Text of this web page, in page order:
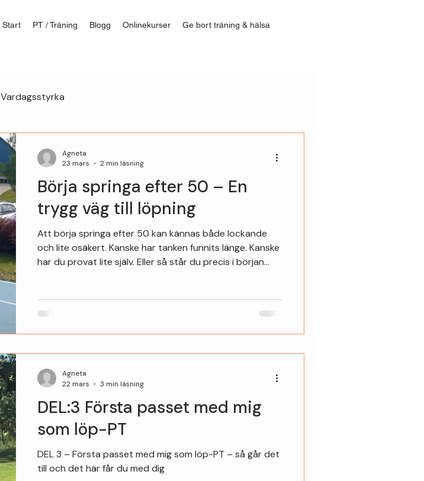
Start PT / Träning Blogg Onlinekurser Ge bort träning & hälsa
Vardagsstyrka
Börja springa efter 50 – En
trygg väg till löpning
Att börja springa efter 50 kan kännas både lockande
och lite osäkert. Kanske har tanken funnits länge. Kanske
har du provat lite själv. Eller så står du precis i början
tydlig och trygg start i din löpning.
Agneta
23 mars
2 min läsning
DEL:3 Första passet med mig
som löp-PT
DEL 3 – Första passet med mig som löp-PT – så går det
till och det här får du med dig
Agneta
22 mars
3 min läsning